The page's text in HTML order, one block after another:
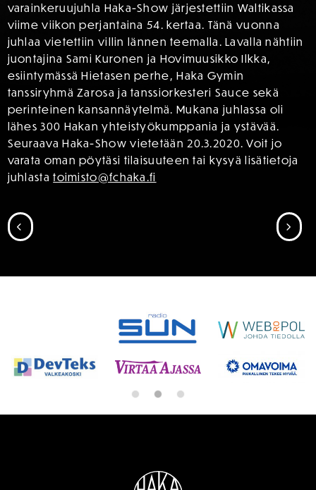
varainkeruujuhla Haka-Show järjestettiin Waltikassa
viime viikon perjantaina 54. kertaa. Tänä vuonna
juhlaa vietettiin villin lännen teemalla. Lavalla nähtiin
juontajina Sami Kuronen ja Hovimuusikko Ilkka,
esiintymässä Hietasen perhe, Haka Gymin
tanssiryhmä Zarosa ja tanssiorkesteri Sauce sekä
perinteinen kansannäytelmä. Mukana juhlassa oli
lähes 300 Hakan yhteistyökumppania ja ystävää.
Seuraava Haka-Show vietetään 20.3.2020. Voit jo
varata oman pöytäsi tilaisuuteen tai kysyä lisätietoja
juhlastatoimisto@fchaka.fi
SIIRRY EDELLISEEN